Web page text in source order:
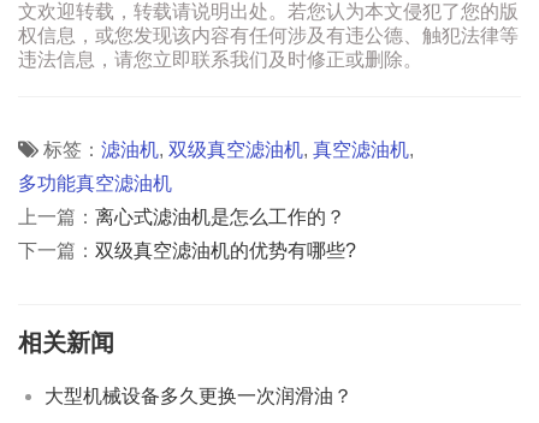
文欢迎转载，转载请说明出处。若您认为本文侵犯了您的版
权信息，或您发现该内容有任何涉及有违公德、触犯法律等
违法信息，请您立即联系我们及时修正或删除。
标签： 滤油机, 双级真空滤油机, 真空滤油机,
多功能真空滤油机
上一篇： 离心式滤油机是怎么工作的？
下一篇： 双级真空滤油机的优势有哪些?
相关新闻
大型机械设备多久更换一次润滑油？